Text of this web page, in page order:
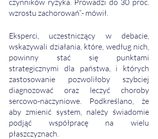
wzrostu zachorowań”.- mówił.
Eksperci, uczestniczący w debacie,
wskazywali działania, które, według nich,
powinny stać się punktami
strategicznymi dla państwa, i których
zastosowanie pozwoliłoby szybciej
diagnozować oraz leczyć choroby
sercowo-naczyniowe. Podkreślano, że
aby zmienić system, należy świadomie
podjąć współpracę na wielu
płaszczyznach.